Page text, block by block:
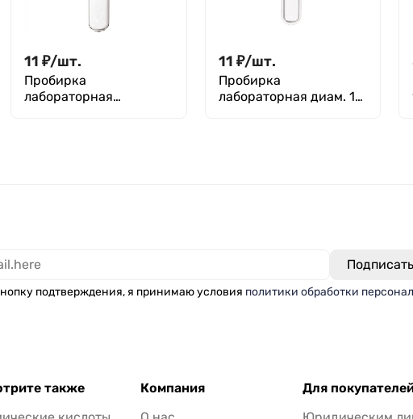
11 ₽/шт.
Пробирка
лабораторная
11 ₽/шт.
Пробирка
лабораторная диам. 16
подтверждения, я принимаю условия политики обработки
также
Компания
Для